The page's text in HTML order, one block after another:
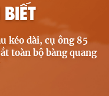
kéo dài, cụ ông 85
toàn bộ bàng quang